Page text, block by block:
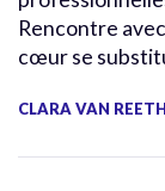
Rencontre
cœur se
CLARA VAN REETH